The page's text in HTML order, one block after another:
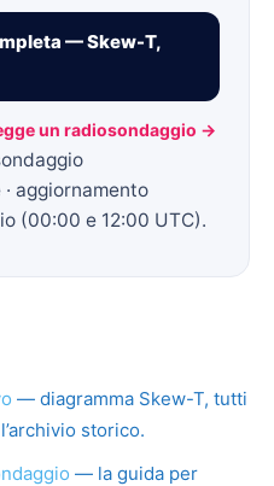
— Skew-T,
un radiosondaggio →
aggiornamento
(00:00 e 12:00 UTC).
— diagramma Skew-T, tutti
storico.
— la guida per